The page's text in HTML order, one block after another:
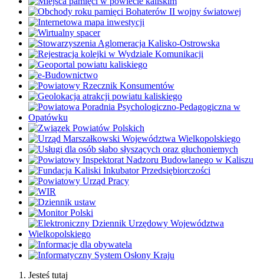
Jesteś tutaj